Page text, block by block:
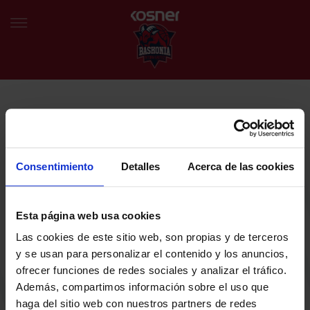
Consentimiento Detalles Acerca de las cookies
Esta página web usa cookies
Las cookies de este sitio web, son propias y de terceros
y se usan para personalizar el contenido y los anuncios,
ofrecer funciones de redes sociales y analizar el tráfico.
Además, compartimos información sobre el uso que
haga del sitio web con nuestros partners de redes
BERRIAK
SARRERAK
ABONATUAK
EGUTEGIA
Egin bat gure harmaila birtualarekin eta izan lehena klubaren
azken albiste eta promozioen berri izaten.
Baskoniaren Pribatutasun politika irakurri eta onartzen dut eta
Baskoniaren jarduerei, produktuei, zerbitzuei, lehiaketei, eskaintzei
eta/edo sustapenei buruzko komunikazio elektronikoak jaso nahi ditut.
DENDA OFIZIALA BASKONIA
SARRERAK